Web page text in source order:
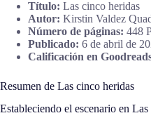
Título: Las cinco heridas
Autor: Kirstin Valdez
Número de páginas: 448
Publicado: 6 de abril de
Calificación en
Resumen de Las cinco heridas
Estableciendo el escenario en Las